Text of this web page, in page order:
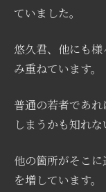
ていました。
悠久君、他にも
み重ねています。
普通の若者であ
しまうかも知れな
他の箇所がそこ
を増しています。